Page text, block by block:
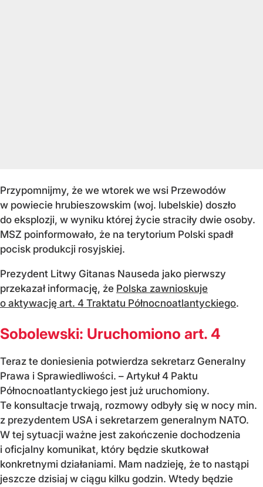
Przypomnijmy, że we wtorek we wsi Przewodów
w powiecie hrubieszowskim (woj. lubelskie) doszło
do eksplozji, w wyniku której życie straciły dwie osoby.
MSZ poinformowało, że na terytorium Polski spadł
pocisk produkcji rosyjskiej.
Prezydent Litwy Gitanas Nauseda jako pierwszy
przekazał informację, że Polska zawnioskuje
o aktywację art. 4 Traktatu Północnoatlantyckiego.
Sobolewski: Uruchomiono art. 4
Teraz te doniesienia potwierdza sekretarz Generalny
Prawa i Sprawiedliwości. – Artykuł 4 Paktu
Północnoatlantyckiego jest już uruchomiony.
Te konsultacje trwają, rozmowy odbyły się w nocy min.
z prezydentem USA i sekretarzem generalnym NATO.
W tej sytuacji ważne jest zakończenie dochodzenia
i oficjalny komunikat, który będzie skutkował
konkretnymi działaniami. Mam nadzieję, że to nastąpi
jeszcze dzisiaj w ciągu kilku godzin. Wtedy będzie